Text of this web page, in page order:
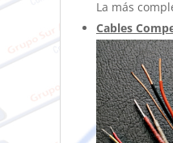
La más
Cables